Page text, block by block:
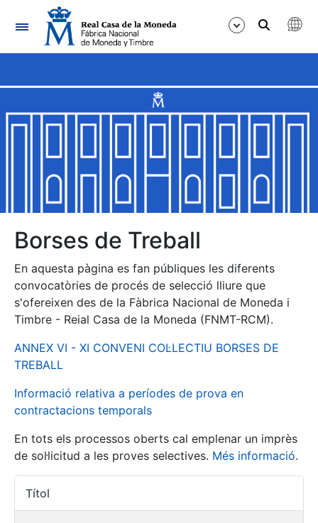
Navegació
Mostra/Amaga
Mostra/Amaga
Mostra/Amaga
Mostra/Amaga
Mostra/Amaga
Borses de Treball
En aquesta pàgina es fan públiques les diferents
convocatòries de procés de selecció lliure que
s'ofereixen des de la Fàbrica Nacional de Moneda i
Timbre - Reial Casa de la Moneda (FNMT-RCM).
ANNEX VI - XI CONVENI COL·LECTIU BORSES DE
TREBALL
Informació relativa a períodes de prova en
contractacions temporals
En tots els processos oberts cal emplenar un imprès
de sol·licitud a les proves selectives. Més informació.
Títol
Accions